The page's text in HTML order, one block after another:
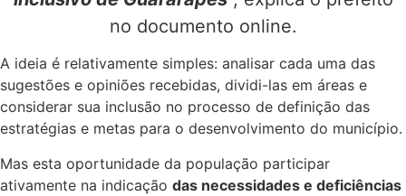
no documento online.
A ideia é relativamente simples: analisar cada uma das
sugestões e opiniões recebidas, dividi-las em áreas e
considerar sua inclusão no processo de definição das
estratégias e metas para o desenvolvimento do município.
Mas esta oportunidade da população participar
ativamente na indicação das necessidades e deficiências